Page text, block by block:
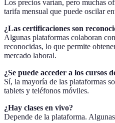
Los precios varían, pero muchas
tarifa mensual que puede oscilar
¿Las certificaciones son
Algunas plataformas colaboran
reconocidas, lo que permite
mercado laboral.
¿Se puede acceder a los cursos
Sí, la mayoría de las plataformas
tablets y teléfonos móviles.
¿Hay clases en vivo?
Depende de la plataforma.